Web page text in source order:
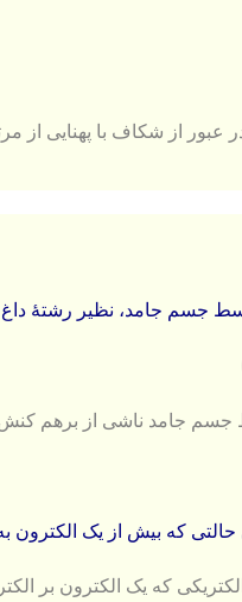
عبور از شکاف با پهنایی از
جسم جامد، نظیر رشتۀ داغ
جامد ناشی از برهم کنش
که بیش از یک الکترون
که یک الکترون بر